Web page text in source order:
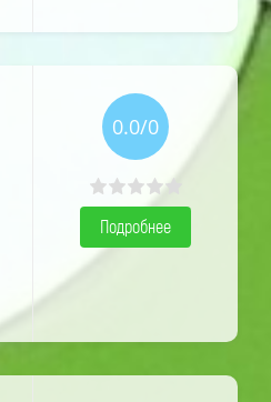
0.0/0
Подробнее